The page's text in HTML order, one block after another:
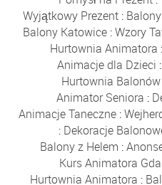
Wyjątkowy Prezent:
Balony Katowice:Wzory
Hurtownia Animatora :
Animacje dla Dzieci :
Hurtownia
Animator Seniora :
Animacje Taneczne :
: Dekoracje
Balony z Helem :
Kurs Animatora
Hurtownia Animatora :